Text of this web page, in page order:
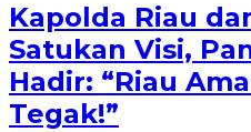
Kapolda Riau
Satukan Visi,
Hadir: “Riau
Tegak!”